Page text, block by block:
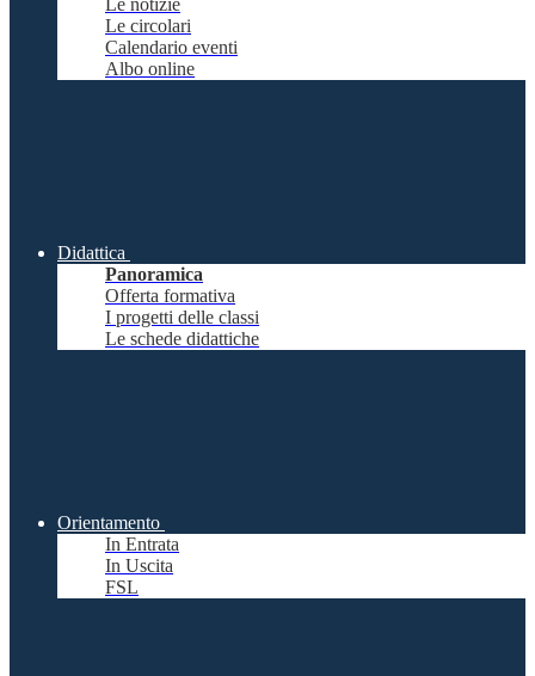
Le notizie
Le circolari
Calendario eventi
Albo online
Didattica
Panoramica
Offerta formativa
I progetti delle classi
Le schede didattiche
Orientamento
In Entrata
In Uscita
FSL